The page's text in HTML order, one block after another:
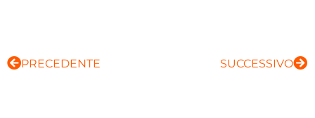
PRECEDENTE SUCCESSIVO